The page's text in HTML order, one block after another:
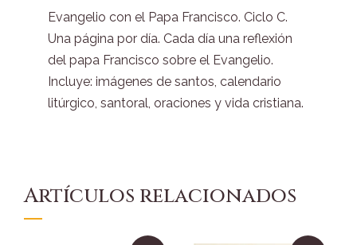
Evangelio con el Papa Francisco. Ciclo C.
Una página por día. Cada día una reflexión
del papa Francisco sobre el Evangelio.
Incluye: imágenes de santos, calendario
litúrgico, santoral, oraciones y vida cristiana.
Artículos relacionados